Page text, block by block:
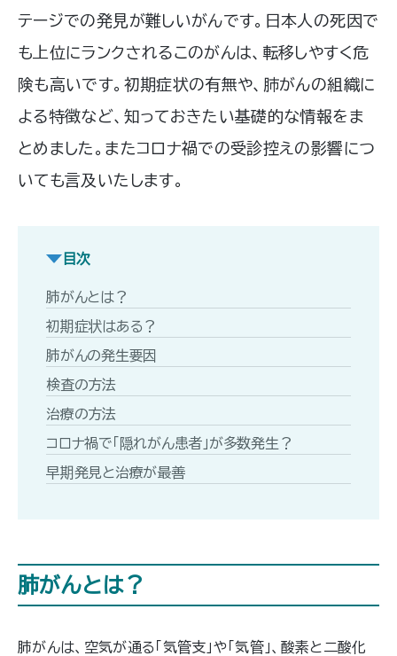
テージでの発見が難しいがんです。日本人の死因で
も上位にランクされるこのがんは、転移しやすく危
険も高いです。初期症状の有無や、肺がんの組織に
よる特徴など、知っておきたい基礎的な情報をま
とめました。またコロナ禍での受診控えの影響につ
いても言及いたします。
目次
肺がんとは？
初期症状はある？
肺がんの発生要因
検査の方法
治療の方法
コロナ禍で「隠れがん患者」が多数発生？
早期発見と治療が最善
肺がんとは？
肺がんは、空気が通る「気管支」や「気管」、酸素と二酸化